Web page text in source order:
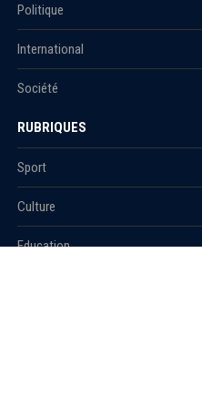
Politique
International
Société
RUBRIQUES
Sport
Culture
Education